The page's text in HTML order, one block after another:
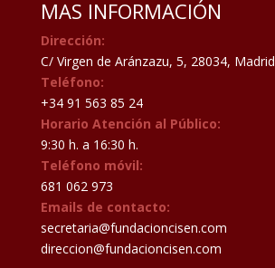
MAS INFORMACIÓN
Dirección:
C/ Virgen de Aránzazu, 5, 28034, Madrid
Teléfono:
+34 91 563 85 24
Horario Atención al Público:
9:30 h. a 16:30 h.
Teléfono móvil:
681 062 973
Emails de contacto:
secretaria@fundacioncisen.com
direccion@fundacioncisen.com